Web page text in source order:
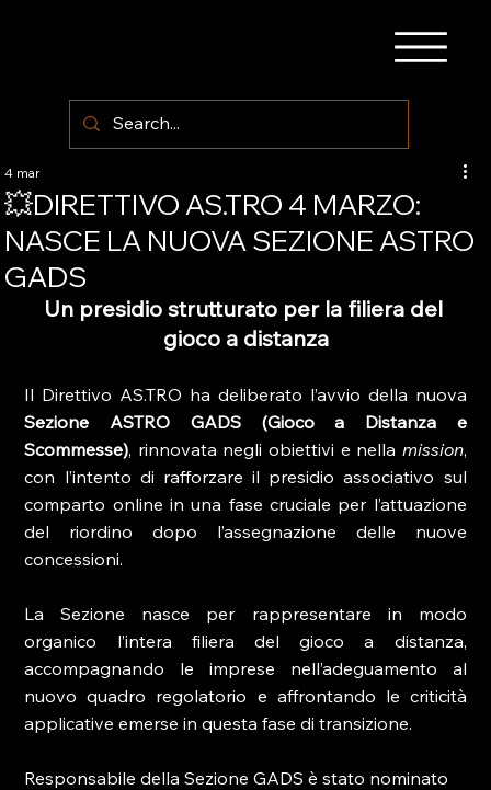
💥DIRETTIVO AS.TRO 4 MARZO:
NASCE LA NUOVA SEZIONE ASTRO
GADS
4 mar
Un presidio strutturato per la filiera del
gioco a distanza
Sezione ASTRO GADS (Gioco a Distanza e
Scommesse), rinnovata negli obiettivi e nella mission,
con l’intento di rafforzare il presidio associativo sul
comparto online in una fase cruciale per l’attuazione
del riordino dopo l’assegnazione delle nuove
concessioni.
La Sezione nasce per rappresentare in modo
organico l’intera filiera del gioco a distanza,
accompagnando le imprese nell’adeguamento al
nuovo quadro regolatorio e affrontando le criticità
applicative emerse in questa fase di transizione.
Responsabile della Sezione GADS è stato nominato